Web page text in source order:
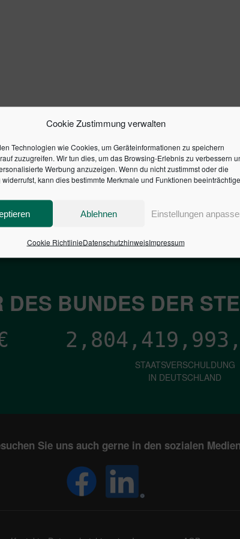
Cookie Zustimmung verwalten
Technologien wie Cookies, um Geräteinformationen zu speichern
zuzugreifen. Wir tun dies, um das Browsing-Erlebnis zu verbessern
Werbung anzuzeigen. Wenn du nicht zustimmst oder die
widerrufst, kann dies bestimmte Merkmale und Funktionen
Ablehnen Einstellungen
Cookie RichtlinieDatenschutzhinweisImpressum
DES BUNDES DER
STAATSVERSCHULDUNG
IN DEUTSCHLAND
Sie uns auch gerne in den sozialen